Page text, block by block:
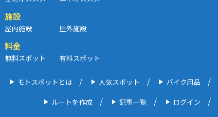
施設
屋内施設 屋外施設
料金
無料スポット 有料スポット
モトスポットとは 人気スポット バイク用品
ルートを作成 記事一覧 ログイン